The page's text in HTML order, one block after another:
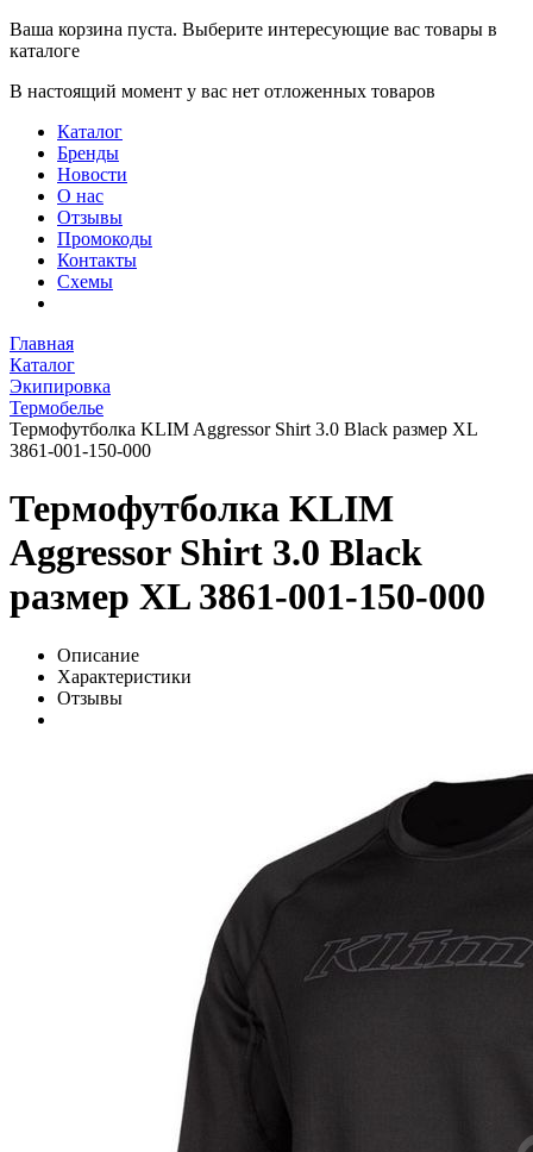
Ваша корзина пуста. Выберите интересующие вас товары в
каталоге
В настоящий момент у вас нет отложенных товаров
Каталог
Бренды
Новости
О нас
Отзывы
Промокоды
Контакты
Схемы
Главная
Каталог
Экипировка
Термобелье
Термофутболка KLIM Aggressor Shirt 3.0 Black размер XL
3861-001-150-000
Термофутболка KLIM
Aggressor Shirt 3.0 Black
размер XL 3861-001-150-000
Описание
Характеристики
Отзывы